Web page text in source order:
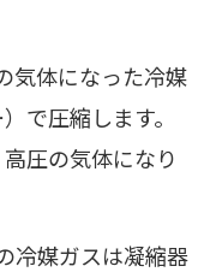
気体になった冷媒
で圧縮します。
圧の気体になり
冷媒ガスは凝縮器